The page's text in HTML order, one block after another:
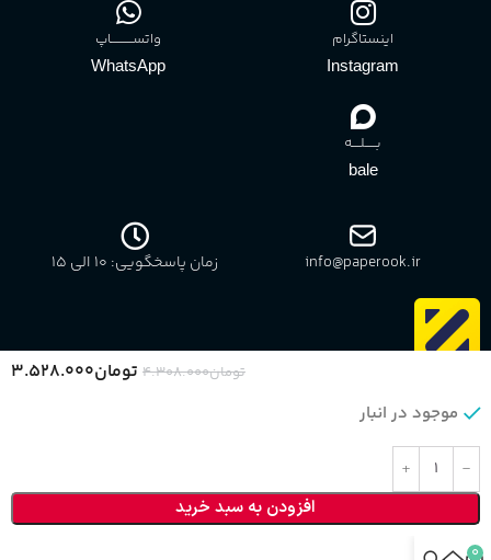
تومان۴.۳۰۸.۰۰۰ تومان۳.۵۲۸.۰۰۰
موجود در انبار
افزودن به سبد خرید
اینستاگرام
Instagram
واتســــــــــاپ
WhatsApp
بـــــلــــه
bale
info@paperook.ir زمان پاسخگویی: 10 الی ۱5
کلیه حقوق برای وبسایت پاپروک محفوظ است.
0